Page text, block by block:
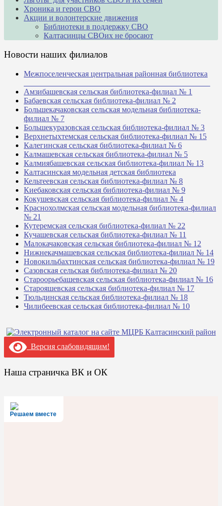
Хроника и герои СВО
Акции и волонтерские движения
Библиотеки в поддержку СВО
Калтасинцы СВОих не бросают
Новости наших филиалов
Межпоселенческая центральная районная библиотека
Амзибашевская сельская библиотека-филиал № 1
Бабаевская сельская библиотека-филиал № 2
Большекачаковская сельская модельная библиотека-
филиал № 7
Большекуразовская сельская библиотека-филиал № 3
Верхнетыхтемская сельская библиотека-филиал № 15
Калегинская сельская библиотека-филиал № 6
Калмашевская сельская библиотека-филиал № 5
Калмиябашевская сельская библиотека-филиал № 13
Калтасинская модельная детская библиотека
Кельтеевская сельская библиотека-филиал № 8
Киебаковская сельская библиотека-филиал № 9
Кокушевская сельская библиотека-филиал № 4
Краснохолмская сельская модельная библиотека-филиал
№ 21
Кутеремская сельская библиотека-филиал № 22
Кучашевская сельская библиотека-филиал № 11
Малокачаковская сельская библиотека-филиал № 12
Нижнекачмашевская сельская библиотека-филиал № 14
Новокильбахтинская сельская библиотека-филиал № 19
Сазовская сельская библиотека-филиал № 20
Староорьебашевская сельская библиотека-филиал № 16
Старояшевская сельская библиотека-филиал № 17
Тюльдинская сельская библиотека-филиал № 18
Чилибеевская сельская библиотека-филиал № 10
Версия слабовидящим!
Наша страничка ВК и ОК
Решаем вместе